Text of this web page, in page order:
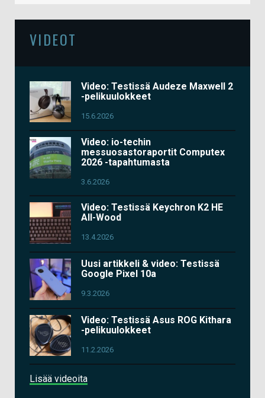
VIDEOT
Video: Testissä Audeze Maxwell 2
-pelikuulokkeet
15.6.2026
Video: io-techin
messuosastoraportit Computex
2026 -tapahtumasta
3.6.2026
Video: Testissä Keychron K2 HE
All-Wood
13.4.2026
Uusi artikkeli & video: Testissä
Google Pixel 10a
9.3.2026
Video: Testissä Asus ROG Kithara
-pelikuulokkeet
11.2.2026
Lisää videoita